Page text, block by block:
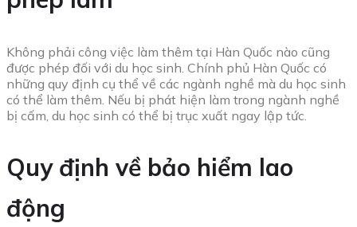
Không phải công việc làm thêm tại Hàn Quốc nào cũng
được phép đối với du học sinh. Chính phủ Hàn Quốc có
những quy định cụ thể về các ngành nghề mà du học sinh
có thể làm thêm. Nếu bị phát hiện làm trong ngành nghề
bị cấm, du học sinh có thể bị trục xuất ngay lập tức.
Quy định về bảo hiểm lao
động